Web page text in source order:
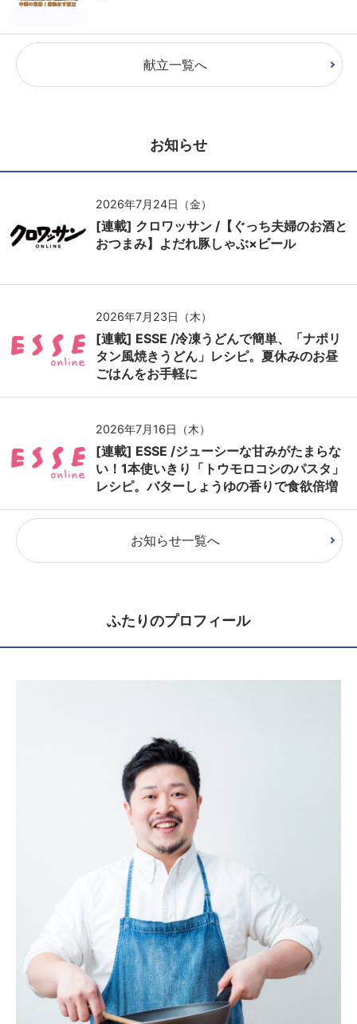
献立一覧へ
お知らせ
2026年7月24日（金）
[連載] クロワッサン /【ぐっち夫婦のお酒と
おつまみ】よだれ豚しゃぶ×ビール
2026年7月23日（木）
[連載] ESSE /冷凍うどんで簡単、「ナポリ
タン風焼きうどん」レシピ。夏休みのお昼
ごはんをお手軽に
2026年7月16日（木）
[連載] ESSE /ジューシーな甘みがたまらな
い！1本使いきり「トウモロコシのパスタ」
レシピ。バターしょうゆの香りで食欲倍増
お知らせ一覧へ
ふたりのプロフィール